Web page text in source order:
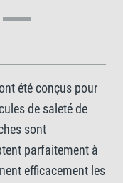
été conçus pour
de saleté de
sont
parfaitement à
efficacement les